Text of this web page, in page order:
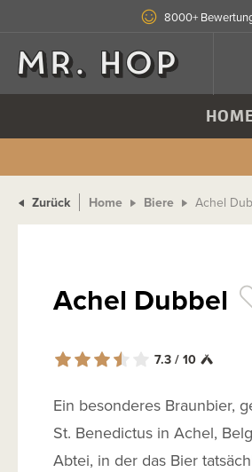
8000+
HOME
Zurück Home Biere Achel
Achel Dubbel
7.3 / 10
Ein besonderes Braunbier,
St. Benedictus in Achel,
Abtei, in der das Bier